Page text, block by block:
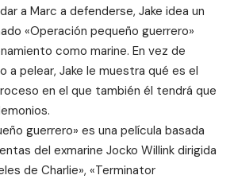
a Marc a defenderse, Jake idea un
«Operación pequeño guerrero»
como marine. En vez de
a pelear, Jake le muestra qué es el
en el que también él tendrá que
guerrero» es una película basada
del exmarine Jocko Willink dirigida
de Charlie», «Terminator